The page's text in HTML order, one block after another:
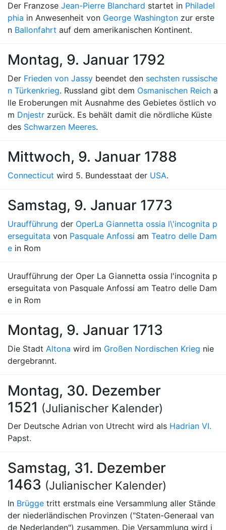
Der Franzose Jean-Pierre Blanchard startet in Philadel
phia in Anwesenheit von George Washington zur erste
n Ballonfahrt auf dem amerikanischen Kontinent.
Montag, 9. Januar 1792
Der Frieden von Jassy beendet den sechsten russische
n Türkenkrieg. Russland gibt dem Osmanischen Reich a
lle Eroberungen mit Ausnahme des Gebietes östlich vo
m Dnjestr zurück. Es behält damit die nördliche Küste
des Schwarzen Meeres.
Mittwoch, 9. Januar 1788
Connecticut wird 5. Bundesstaat der USA.
Samstag, 9. Januar 1773
Uraufführung der OperLa Giannetta ossia l\'incognita p
erseguitata von Pasquale Anfossi am Teatro delle Dam
e in Rom
Uraufführung der Oper La Giannetta ossia l'incognita p
erseguitata von Pasquale Anfossi am Teatro delle Dam
e in Rom
Montag, 9. Januar 1713
Die Stadt Altona wird im Großen Nordischen Krieg nie
dergebrannt.
Montag, 30. Dezember
1521 (Julianischer Kalender)
Der Deutsche Adrian von Utrecht wird als Hadrian VI.
Papst.
Samstag, 31. Dezember
1463 (Julianischer Kalender)
In Brügge tritt erstmals eine Versammlung aller Stände
der niederländischen Provinzen ("Staten-Generaal van
de Nederlanden") zusammen. Die Versammlung wird i